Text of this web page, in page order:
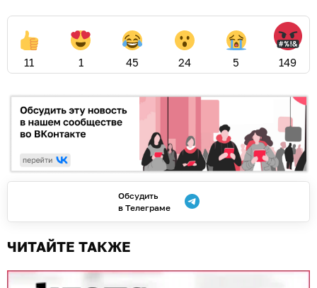
11 1 45 24 5 149
Обсудить
в Телеграме
ЧИТАЙТЕ ТАКЖЕ